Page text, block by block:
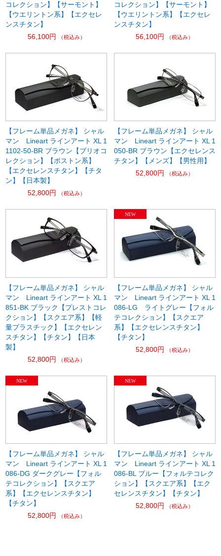
コレクション】【サーモント】
【ウエリントン系】【エクセレ
ンスチタン】
56,100円
（税込み）
コレクション】【サーモント】
【ウエリントン系】【エクセレ
ンスチタン】
56,100円
（税込み）
【フレーム単品メガネ】 シャル
マン Lineart ラインアート XL 1
1102-50-BR ブラウン【ブリオコ
レクション】【ボストン系】
【エクセレンスチタン】【チタ
ン】【日本製】
52,800円
（税込み）
【フレーム単品メガネ】 シャル
マン Lineart ラインアート XL 1
050-BR ブラウン【エクセレンス
チタン】【メンズ】【男性用】
52,800円
（税込み）
【フレーム単品メガネ】 シャル
マン Lineart ラインアート XL 1
851-BK ブラック【プレストコレ
クション】【スクエア系】【軽
量プラスチック】【エクセレン
スチタン】【チタン】【日本
製】
52,800円
（税込み）
【フレーム単品メガネ】 シャル
マン Lineart ラインアート XL 1
086-LG ライトグレー【フォル
テコレクション】【スクエア
系】【エクセレンスチタン】
【チタン】
52,800円
（税込み）
【フレーム単品メガネ】 シャル
マン Lineart ラインアート XL 1
086-DG ダークグレー【フォル
テコレクション】【スクエア
系】【エクセレンスチタン】
【チタン】
52,800円
（税込み）
【フレーム単品メガネ】 シャル
マン Lineart ラインアート XL 1
086-BL ブルー【フォルテコレク
ション】【スクエア系】【エク
セレンスチタン】【チタン】
52,800円
（税込み）